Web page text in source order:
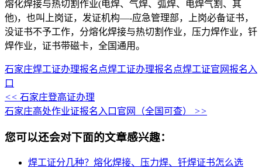
熔化焊接与热切割作业(电焊、气焊、弧焊、电焊气割、其
他)，也叫上岗证，发证机构—-应急管理部，上岗必备证书，
没证书不予工作，分熔化焊接与热切割作业，压力焊作业，钎
焊作业，证书带磁卡，全国通用。
石家庄焊工证办理报名点焊工证办理报名点焊工证官网报名入
口
<< 石家庄登高证办理
石家庄高处作业证报名入口官网（全国可查） >>
您可以还会对下面的文章感兴趣：
焊工证分几种？熔化焊接、压力焊、钎焊证书怎么选